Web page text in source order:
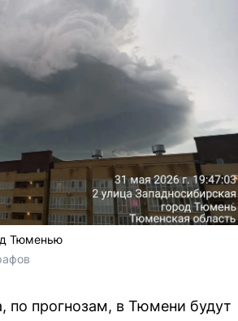
Тюменью
по прогнозам, в Тюмени будут